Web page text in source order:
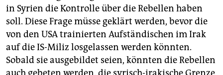
in Syrien die Kontrolle über die Rebellen haben
soll. Diese Frage müsse geklärt werden, bevor die
von den USA trainierten Aufständischen im Irak
auf die IS-Miliz losgelassen werden könnten.
Sobald sie ausgebildet seien, könnten die Rebellen